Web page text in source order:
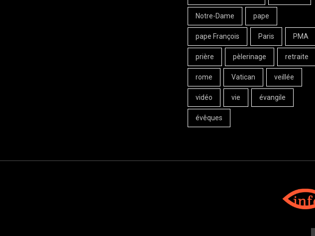
Notre-Dame pape
pape François Paris PMA
prière pèlerinage retraite
rome Vatican veillée
vidéo vie évangile
évêques